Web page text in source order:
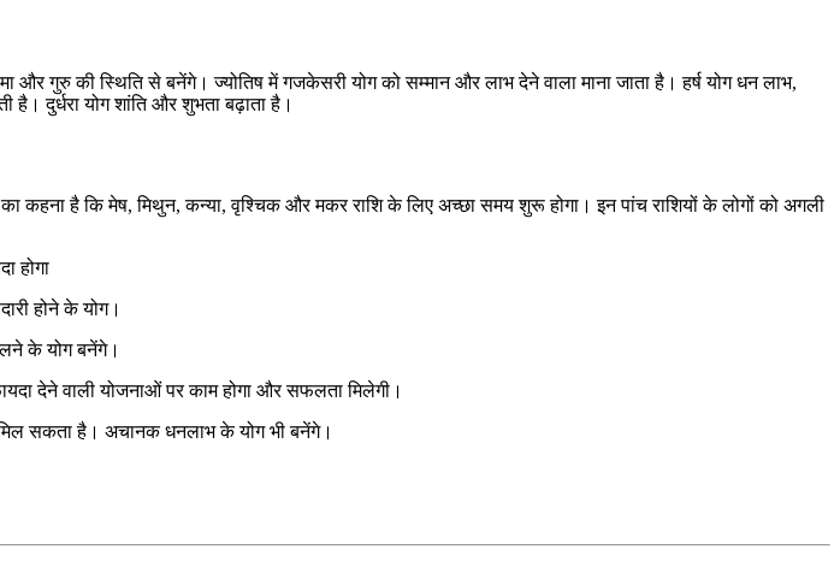
गुरु की स्थिति से बनेंगे। ज्योतिष में गजकेसरी योग को सम्मान और लाभ देने वाला माना जाता है। हर्ष योग धन लाभ,
दुर्धरा योग शांति और शुभता बढ़ाता है।
का कहना है कि मेष, मिथुन, कन्या, वृश्चिक और मकर राशि के लिए अच्छा समय शुरू होगा। इन पांच राशियों के लोगों को अगली
होगा
होने के योग।
के योग बनेंगे।
देने वाली योजनाओं पर काम होगा और सफलता मिलेगी।
मिल सकता है। अचानक धनलाभ के योग भी बनेंगे।